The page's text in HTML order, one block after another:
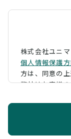
株式会社ユニ
個人情報保護
方は、同意の
弊社はお客様
ように定め、